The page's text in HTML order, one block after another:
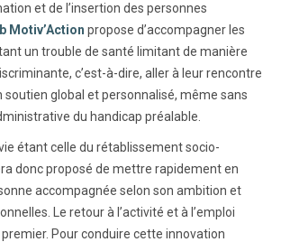
et de l’insertion des personnes
Motiv’Action propose d’accompagner les
un trouble de santé limitant de manière
c’est-à-dire, aller à leur rencontre
soutien global et personnalisé, même sans
du handicap préalable.
étant celle du rétablissement socio-
donc proposé de mettre rapidement en
accompagnée selon son ambition et
Le retour à l’activité et à l’emploi
Pour conduire cette innovation